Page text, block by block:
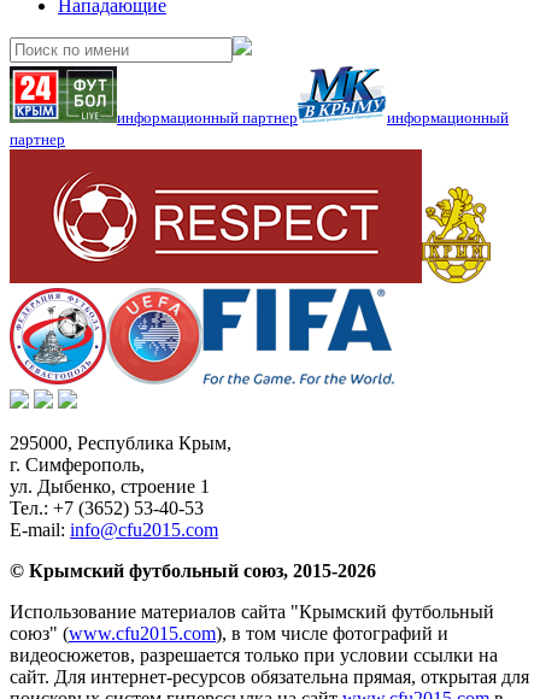
Нападающие
информационный партнер
информационный
партнер
295000, Республика Крым,
г. Симферополь,
ул. Дыбенко, строение 1
Тел.: +7 (3652) 53-40-53
E-mail: info@cfu2015.com
© Крымский футбольный союз, 2015-2026
Использование материалов сайта "Крымский футбольный
союз" (www.cfu2015.com), в том числе фотографий и
видеосюжетов, разрешается только при условии ссылки на
сайт. Для интернет-ресурсов обязательна прямая, открытая для